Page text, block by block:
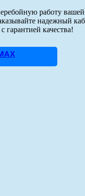
работу
надежный
гарантией качества!